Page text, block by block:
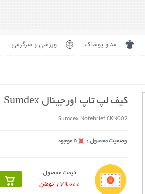
مد و پوشاک ورزشی و سرگرمی
کیف لپ تاپ اورجینال Sumdex
Sumdex Notebrief CKN002
قیمت محصول
179,000 تومان